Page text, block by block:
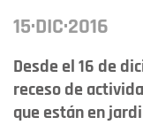
15·DIC·2016
Desde el 16 de
receso de
que están en